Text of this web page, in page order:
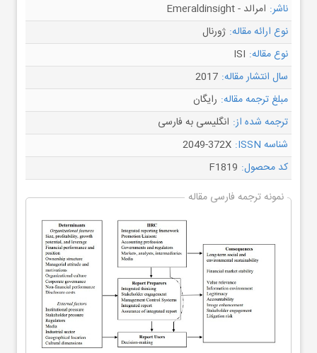
ناشر: امرالد - Emeraldinsight
نوع ارائه مقاله: ژورنال
نوع مقاله: ISI
سال انتشار مقاله: 2017
مبلغ ترجمه مقاله: رایگان
ترجمه شده از: انگلیسی به فارسی
شناسه ISSN:
2049-372X
کد محصول: F1819
نمونه ترجمه فارسی مقاله